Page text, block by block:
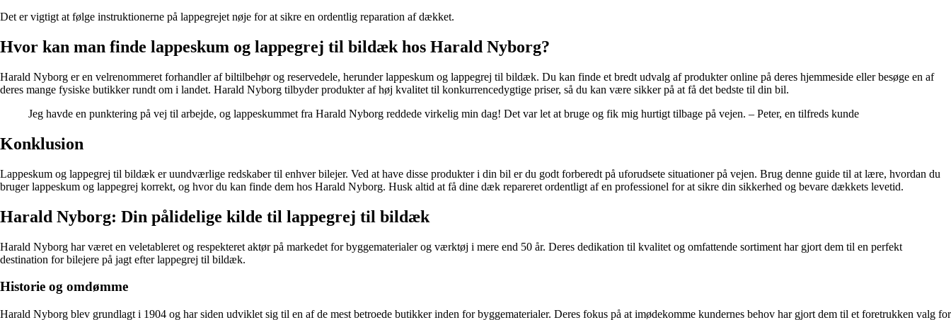
Det er vigtigt at følge instruktionerne på lappegrejet nøje for at sikre en ordentlig reparation af dækket.
Hvor kan man finde lappeskum og lappegrej til bildæk hos Harald Nyborg?
Harald Nyborg er en velrenommeret forhandler af biltilbehør og reservedele, herunder lappeskum og lappegrej til bildæk. Du kan finde et bredt udvalg af produkter online på deres hjemmeside eller besøge en af
deres mange fysiske butikker rundt om i landet. Harald Nyborg tilbyder produkter af høj kvalitet til konkurrencedygtige priser, så du kan være sikker på at få det bedste til din bil.
Jeg havde en punktering på vej til arbejde, og lappeskummet fra Harald Nyborg reddede virkelig min dag! Det var let at bruge og fik mig hurtigt tilbage på vejen. – Peter, en tilfreds kunde
Konklusion
Lappeskum og lappegrej til bildæk er uundværlige redskaber til enhver bilejer. Ved at have disse produkter i din bil er du godt forberedt på uforudsete situationer på vejen. Brug denne guide til at lære, hvordan du
bruger lappeskum og lappegrej korrekt, og hvor du kan finde dem hos Harald Nyborg. Husk altid at få dine dæk repareret ordentligt af en professionel for at sikre din sikkerhed og bevare dækkets levetid.
Harald Nyborg: Din pålidelige kilde til lappegrej til bildæk
Harald Nyborg har været en veletableret og respekteret aktør på markedet for byggematerialer og værktøj i mere end 50 år. Deres dedikation til kvalitet og omfattende sortiment har gjort dem til en perfekt
destination for bilejere på jagt efter lappegrej til bildæk.
Historie og omdømme
Harald Nyborg blev grundlagt i 1904 og har siden udviklet sig til en af de mest betroede butikker inden for byggematerialer. Deres fokus på at imødekomme kundernes behov har gjort dem til et foretrukken valg for